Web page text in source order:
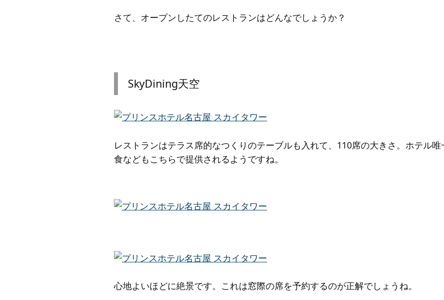
さて、オープンしたてのレストランはどんなでしょうか？
SkyDining天空
レストランはテラス席的なつくりのテーブルも入れて、110席の大きさ。ホテル
食などもこちらで提供されるようですね。
心地よいほどに絶景です。これは窓際の席を予約するのが正解でしょうね。